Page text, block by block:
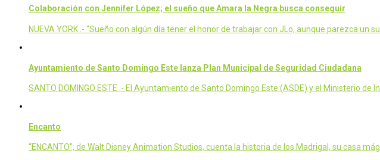
Colaboración con Jennifer López; el sueño que Amara la Negra busca conseguir
NUEVA YORK .- "Sueño con algún día tener el honor de trabajar con JLo, aunque parezca un
Ayuntamiento de Santo Domingo Este lanza Plan Municipal de Seguridad Ciudadana
SANTO DOMINGO ESTE .- El Ayuntamiento de Santo Domingo Este (ASDE) y el Ministerio
Encanto
“ENCANTO”, de Walt Disney Animation Studios, cuenta la historia de los Madrigal, su casa